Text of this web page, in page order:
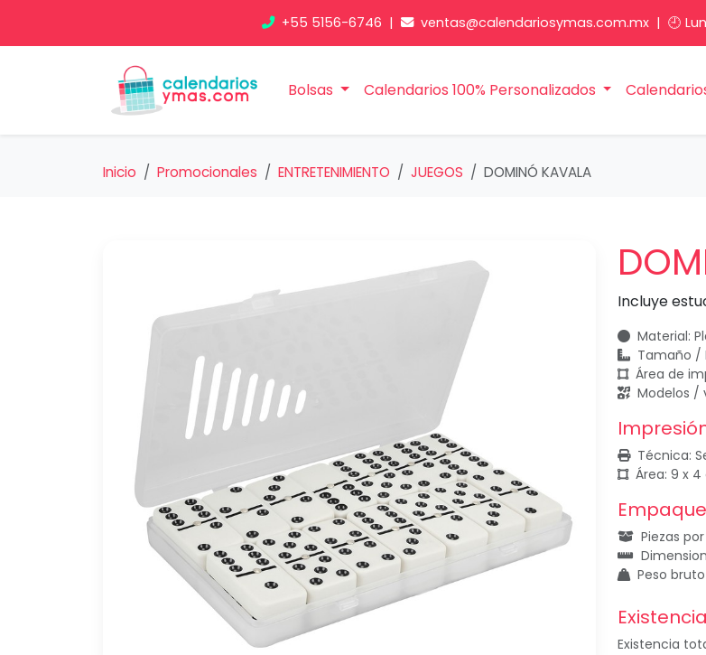
+55 5156-6746 | ventas@calendariosymas.com.mx | 🕘
Bolsas Calendarios 100% Personalizados
Inicio Promocionales ENTRETENIMIENTO JUEGOS DOMINÓ KAVALA
Incluye
Material:
Tamaño /
Área de
Modelos /
Técnica:
Área: 9 x
Empaque
Piezas
Peso bruto
Existencia